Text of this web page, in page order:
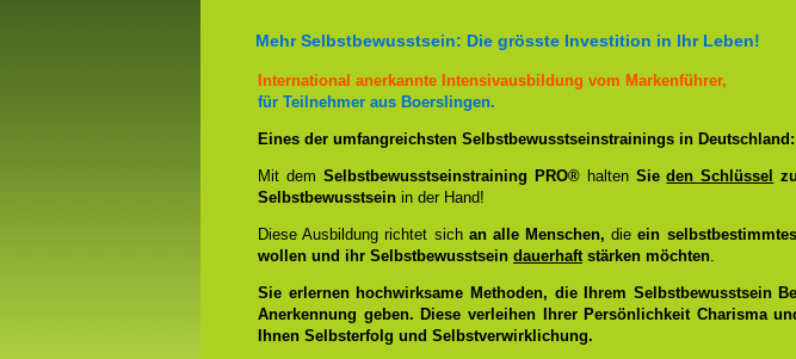
Mehr Selbstbewusstsein: Die grösste Investition in Ihr Leben!
International anerkannte Intensivausbildung vom Markenführer,
für Teilnehmer aus Boerslingen.
Eines der umfangreichsten Selbstbewusstseinstrainings in Deutschland:
Mit dem Selbstbewusstseinstraining PRO®haltenSieden Schlüssel
Selbstbewusstsein in der Hand!
Diese Ausbildung richtet sich an alle Menschen, dieein
wollen und ihr Selbstbewusstsein dauerhaftstärken möchten.
Sie erlernen hochwirksame Methoden, die Ihrem Selbstbewusstsein
Anerkennung geben. Diese verleihen Ihrer Persönlichkeit Charisma
Ihnen Selbsterfolg und Selbstverwirklichung.